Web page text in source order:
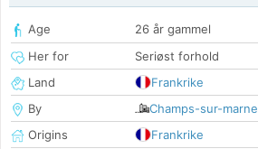
Age
26 år gammel
Her for
Seriøst forhold
Land
Frankrike
By
Champs-sur-marne
Origins
Frankrike